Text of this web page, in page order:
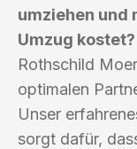
umziehen und
Umzug kostet?
Rothschild
optimalen
Unser
sorgt dafür,